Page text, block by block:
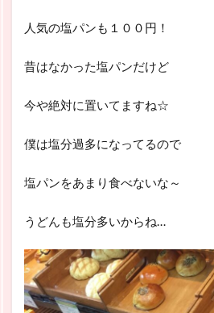
人気の塩パンも１００円！
昔はなかった塩パンだけど
今や絶対に置いてますね☆
僕は塩分過多になってるので
塩パンをあまり食べないな～
うどんも塩分多いからね…